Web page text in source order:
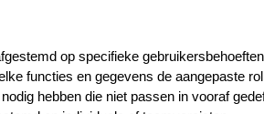
op specifieke
functies en gegevens de aangepaste
hebben die niet passen in vooraf